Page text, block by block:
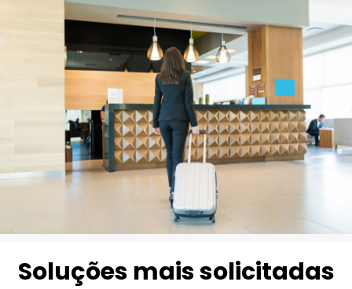
Soluções mais solicitadas